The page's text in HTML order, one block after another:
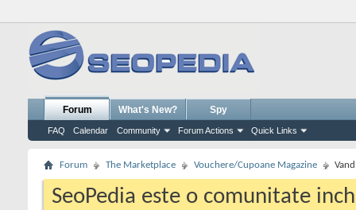
Forum
FAQ Calendar Community Forum Actions Quick Links
What's New? Spy
Forum The Marketplace Vouchere/Cupoane Magazine
SeoPedia este o comunitate